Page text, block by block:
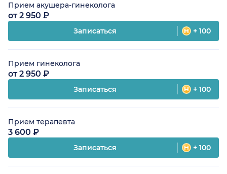
Прием акушера-гинеколога
от 2 950 ₽
Записаться + 100
Прием гинеколога
от 2 950 ₽
Записаться + 100
Прием терапевта
3 600 ₽
Записаться + 100